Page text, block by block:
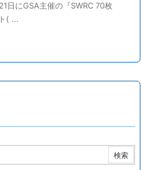
日にGSA主催の『SWRC 70枚
( ...